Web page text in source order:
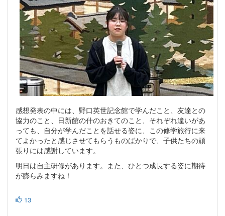
感想発表の中には、野口英世記念館で学んだこと、友達との
協力のこと、日新館の什のおきてのこと、それぞれ違いがあ
っても、自分が学んだことを話せる姿に、この修学旅行に来
てよかったと感じさせてもらうものばかりで、子供たちの頑
張りには感謝しています。
明日は自主研修があります。また、ひとつ成長する姿に期待
が膨らみますね！
13